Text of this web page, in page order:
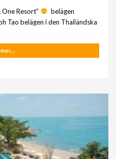
Resort”
belägen
Tao belägen i den Thailändska